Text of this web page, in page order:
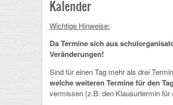
Kalender
Wichtige Hinweise:
Da Termine sich aus
Veränderungen!
Sind für einen Tag mehr als drei
welche weiteren Termine für den
vermissen (z.B. den Klausurtermin